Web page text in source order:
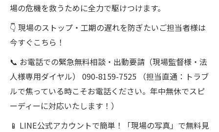
場の危機を救うために全力で駆けつけます。
👇 現場のストップ・工期の遅れを防ぎたいご担当者様は
今すぐこちら！
📞 お電話での緊急無料相談・出動要請（現場監督様・法
人様専用ダイヤル） 090-8159-7525 （担当直通：トラブ
ルで焦っている時こそお電話ください。年中無休でスピ
ーディーに対応いたします！）
📱 LINE公式アカウントで簡単！「現場の写真」で無料見